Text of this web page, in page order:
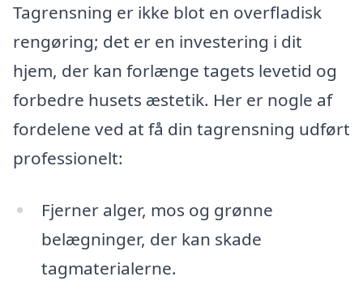
Tagrensning er ikke blot en overfladisk
rengøring; det er en investering i dit
hjem, der kan forlænge tagets levetid og
forbedre husets æstetik. Her er nogle af
fordelene ved at få din tagrensning udført
professionelt:
Fjerner alger, mos og grønne
belægninger, der kan skade
tagmaterialerne.